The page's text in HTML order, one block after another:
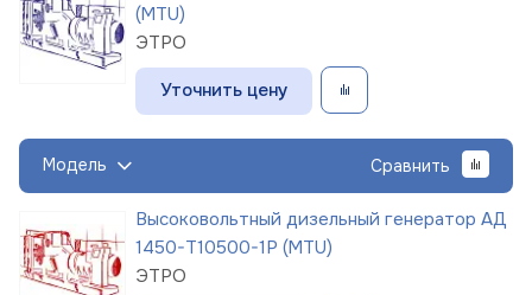
(MTU)
ЭТРО
Уточнить цену
Модель Сравнить
Высоковольтный дизельный генератор АД
1450-Т10500-1Р (MTU)
ЭТРО